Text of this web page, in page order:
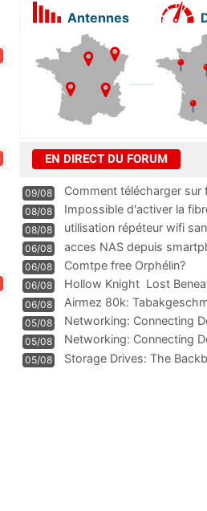
Antennes
EN DIRECT DU FORUM
09/08 Comment télécharger sur
08/08
Impossible d'activer la
résiliation
08/08 utilisation répéteur wifi
06/08 acces NAS depuis
06/08 Comtpe free Orphélin?
06/08 Hollow Knight  Lost
06/08
Airmez 80k:
Technologie und Leistung
05/08 Networking: Connecting
05/08
Networking: Connecting
Information
05/08
Storage Drives: The